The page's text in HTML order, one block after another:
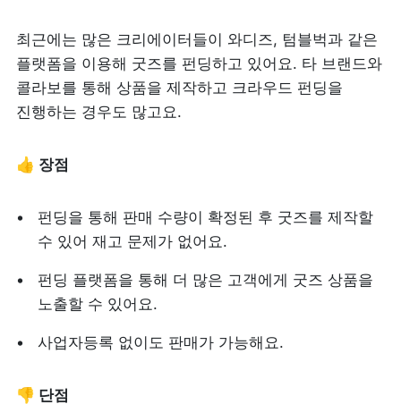
최근에는 많은 크리에이터들이 와디즈, 텀블벅과 같은
플랫폼을 이용해 굿즈를 펀딩하고 있어요. 타 브랜드와
콜라보를 통해 상품을 제작하고 크라우드 펀딩을
진행하는 경우도 많고요.
👍 장점
펀딩을 통해 판매 수량이 확정된 후 굿즈를 제작할
수 있어 재고 문제가 없어요.
펀딩 플랫폼을 통해 더 많은 고객에게 굿즈 상품을
노출할 수 있어요.
사업자등록 없이도 판매가 가능해요.
👎 단점